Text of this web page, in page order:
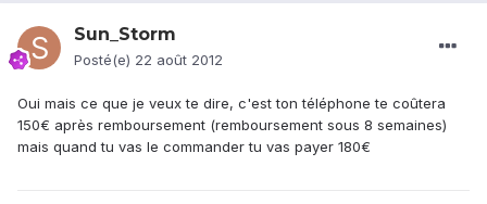
Sun_Storm
Posté(e) 22 août 2012
Oui mais ce que je veux te dire, c'est ton téléphone te coûtera
150€ après remboursement (remboursement sous 8 semaines)
mais quand tu vas le commander tu vas payer 180€